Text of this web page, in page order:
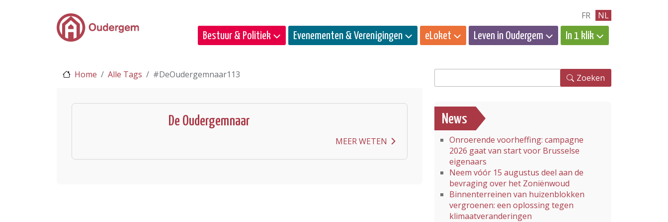
Ga naar de hoofdinhoud FR NL
Bestuur & Politiek Evenementen & Verenigingen eLoket Leven in Oudergem In 1 klik
Home Alle Tags #DeOudergemnaar113
De Oudergemnaar
MEER WETEN
Zoeken
News
Onroerende voorheffing: campagne
2026 gaat van start voor Brusselse
eigenaars
Neem vóór 15 augustus deel aan de
bevraging over het Zoniënwoud
Binnenterreinen van huizenblokken
vergroenen: een oplossing tegen
klimaatveranderingen